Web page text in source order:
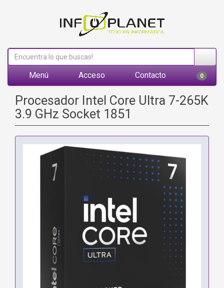
Menú Acceso Contacto 0
Procesador Intel Core Ultra 7-265K
3.9 GHz Socket 1851